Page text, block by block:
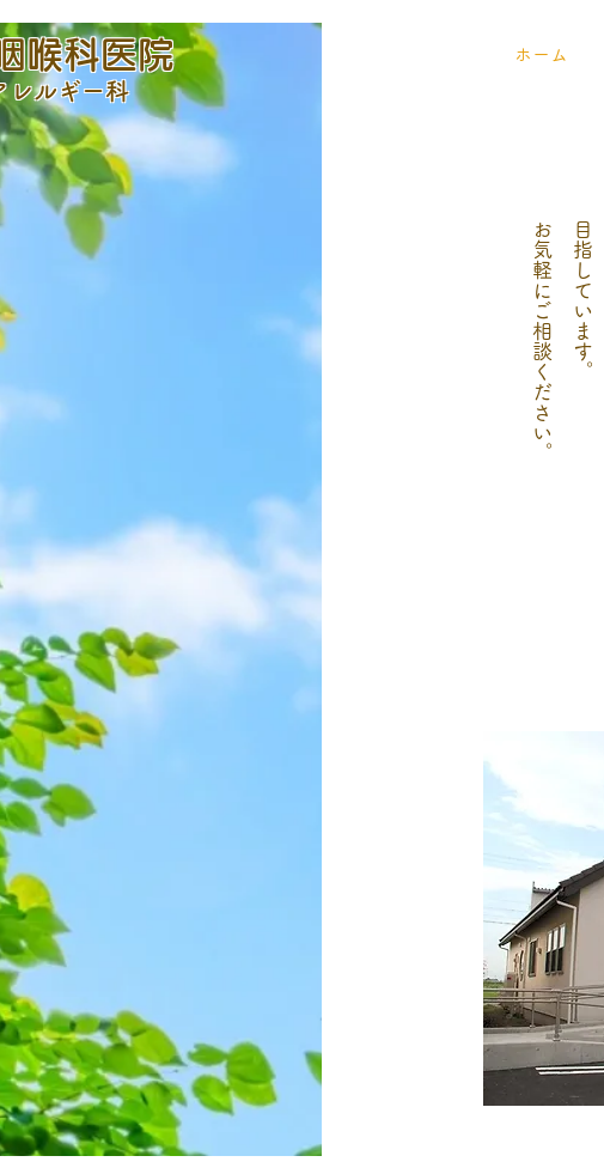
喉科医院
レルギー科
ホーム
目指しています。
お気軽にご相談ください。